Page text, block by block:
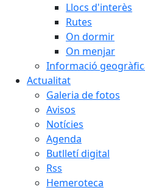
Llocs d'interès
Rutes
On dormir
On menjar
Informació
Actualitat
Galeria de fotos
Avisos
Notícies
Agenda
Butlletí digital
Rss
Hemeroteca